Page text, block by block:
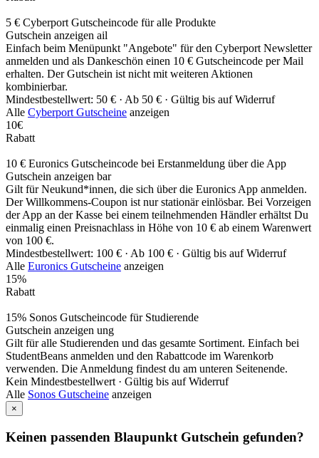
5 € Cyberport Gutscheincode für alle Produkte
Gutschein anzeigen ail
Einfach beim Menüpunkt "Angebote" für den Cyberport Newsletter
anmelden und als Dankeschön einen 10 € Gutscheincode per Mail
erhalten. Der Gutschein ist nicht mit weiteren Aktionen
kombinierbar.
Mindestbestellwert: 50 € · Ab 50 € · Gültig bis auf Widerruf
Alle Cyberport Gutscheine anzeigen
10€
Rabatt
10 € Euronics Gutscheincode bei Erstanmeldung über die App
Gutschein anzeigen bar
Gilt für Neukund*innen, die sich über die Euronics App anmelden.
Der Willkommens-Coupon ist nur stationär einlösbar. Bei Vorzeigen
der App an der Kasse bei einem teilnehmenden Händler erhältst Du
einmalig einen Preisnachlass in Höhe von 10 € ab einem Warenwert
von 100 €.
Mindestbestellwert: 100 € · Ab 100 € · Gültig bis auf Widerruf
Alle Euronics Gutscheine anzeigen
15%
Rabatt
15% Sonos Gutscheincode für Studierende
Gutschein anzeigen ung
Gilt für alle Studierenden und das gesamte Sortiment. Einfach bei
StudentBeans anmelden und den Rabattcode im Warenkorb
verwenden. Die Anmeldung findest du am unteren Seitenende.
Kein Mindestbestellwert · Gültig bis auf Widerruf
Alle Sonos Gutscheine anzeigen
×
Keinen passenden Blaupunkt Gutschein gefunden?